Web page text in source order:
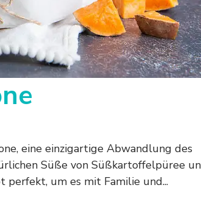
eine einzigartige Abwandlung des
Süße von Süßkartoffelpüree
um es mit Familie und...